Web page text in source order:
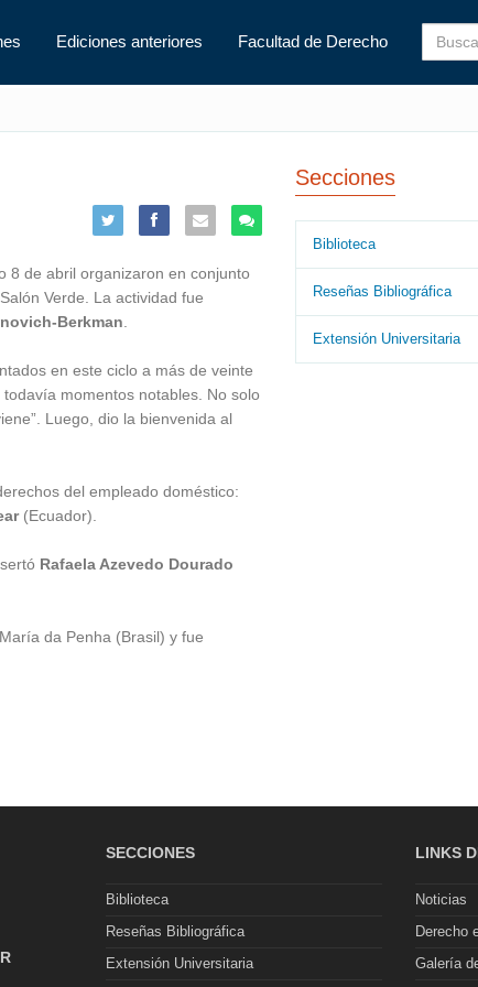
Ediciones anteriores Facultad de Derecho
8 de abril organizaron en conjunto
Verde. La actividad fue
Berkman
en este ciclo a más de veinte
momentos notables. No solo
Luego, dio la bienvenida al
del empleado doméstico:
(Ecuador).
Rafaela Azevedo Dourado
da Penha (Brasil) y fue
Secciones
Biblioteca
Reseñas Bibliográfica
Extensión Universitaria
SECCIONES
Biblioteca
Reseñas Bibliográfica
Extensión Universitaria
LINKS
Noticias
Derecho
Galería